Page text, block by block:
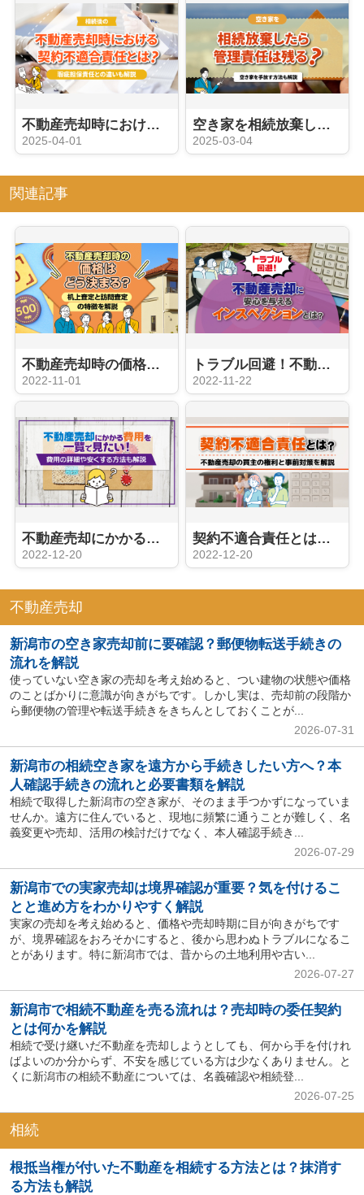
不動産売却時における契約不適合責任とは？瑕疵担保責任との違いも解説
2025-04-01
空き家を相続放棄したら管理責任は残る？空き家を手放す方法も解説
2025-03-04
関連記事
不動産売却時の価格はどう決まる？机上査定と訪問査定の特徴を解説
2022-11-01
トラブル回避！不動産売却に安心を与えるインスペクションとは？
2022-11-22
不動産売却にかかる費用を一覧で見たい！費用の詳細や安くする方法も解説
2022-12-20
契約不適合責任とは？不動産売却の買主の権利と事前対策を解説
2022-12-20
不動産売却
新潟市の空き家売却前に要確認？郵便物転送手続きの
流れを解説
使っていない空き家の売却を考え始めると、つい建物の状態や価格
のことばかりに意識が向きがちです。しかし実は、売却前の段階か
ら郵便物の管理や転送手続きをきちんとしておくことが...
2026-07-31
新潟市の相続空き家を遠方から手続きしたい方へ？本
人確認手続きの流れと必要書類を解説
相続で取得した新潟市の空き家が、そのまま手つかずになっていま
せんか。遠方に住んでいると、現地に頻繁に通うことが難しく、名
義変更や売却、活用の検討だけでなく、本人確認手続き...
2026-07-29
新潟市での実家売却は境界確認が重要？気を付けるこ
とと進め方をわかりやすく解説
実家の売却を考え始めると、価格や売却時期に目が向きがちです
が、境界確認をおろそかにすると、後から思わぬトラブルになるこ
とがあります。特に新潟市では、昔からの土地利用や古い...
2026-07-27
新潟市で相続不動産を売る流れは？売却時の委任契約
とは何かを解説
相続で受け継いだ不動産を売却しようとしても、何から手を付けれ
ばよいのか分からず、不安を感じている方は少なくありません。と
くに新潟市の相続不動産については、名義確認や相続登...
2026-07-25
相続
根抵当権が付いた不動産を相続する方法とは？抹消す
る方法も解説